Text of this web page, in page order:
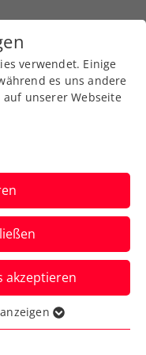
by
ihr euch
in Mittersill
verwendet. Einige
es uns andere
unserer Webseite
akzeptieren